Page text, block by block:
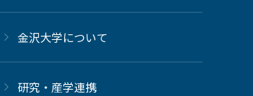
金沢大学について
研究・産学連携